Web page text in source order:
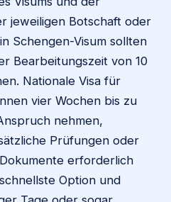
jeweiligen Botschaft oder
Schengen-Visum sollten
Bearbeitungszeit von 10
Nationale Visa für
vier Wochen bis zu
nehmen,
Prüfungen oder
erforderlich
Option und